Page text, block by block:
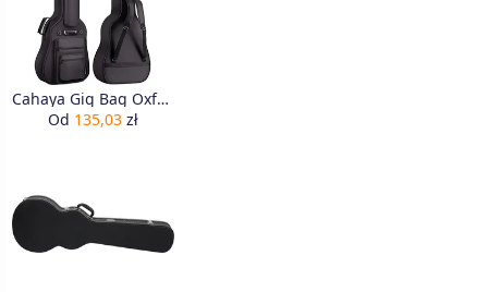
Cahaya Gig Bag Oxford Torba na Gitarę, Czarny, 111 x 12 x 43 cm
Od 135,03zł